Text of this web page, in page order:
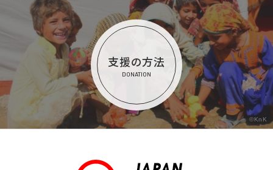
支援の方法
DONATION
©KnK